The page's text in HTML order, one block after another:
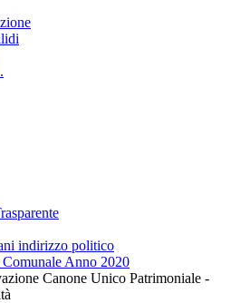
indirizzo politico
Anno 2020
Canone Unico Patrimoniale -